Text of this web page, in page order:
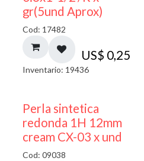
gr(5und Aprox)
Cod: 17482
US$ 0,25
Inventario: 19436
Perla sintetica
redonda 1H 12mm
cream CX-03 x und
Cod: 09038